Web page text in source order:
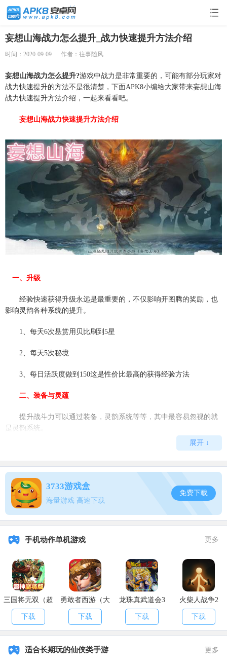
妄想山海战力怎么提升_战力快速提升方法介绍
时间：2020-09-09 作者：往事随风
妄想山海战力怎么提升?游戏中战力是非常重要的，可能有部分玩家对
战力快速提升的方法不是很清楚，下面APK8小编给大家带来妄想山海
战力快速提升方法介绍，一起来看看吧。
妄想山海战力快速提升方法介绍
一、升级
经验快速获得升级永远是最重要的，不仅影响开图腾的奖励，也
影响灵韵各种系统的提升。
1、每天6次悬赏用贝比刷到5星
2、每天5次秘境
3、每日活跃度做到150这是性价比最高的获得经验方法
二、装备与灵蕴
提升战斗力可以通过装备，灵韵系统等等，其中最容易忽视的就
是灵韵系统。
全部升到6级加的战斗力非常可观，建议全买和玩家伤害无关的石
头。
前期也不建议抓百年，交易行买百年蛋等等，全买石头，然后回
收，升级。
以上就是小编给大家带来的妄想山海战力快速提升方法介绍，希
望对大家有所帮助，更多精彩游戏资讯尽在APK8安卓网!
展开 ↓
3733游戏盒
海量游戏 高速下载
免费下载
手机动作单机游戏 更多
三国将无双（超
神魔将版）
下载
勇敢者西游（大
乱斗）
下载
龙珠真武道会3
下载
火柴人战争2
下载
适合长期玩的仙侠类手游 更多